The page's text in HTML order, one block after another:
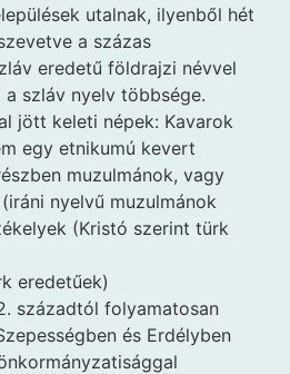
utalnak, ilyenből hét
a százas
eredetű földrajzi névvel
szláv nyelv többsége.
jött keleti népek: Kavarok
egy etnikumú kevert
muzulmánok, vagy
nyelvű muzulmánok
(Kristó szerint türk
eredetűek)
századtól folyamatosan
és Erdélyben